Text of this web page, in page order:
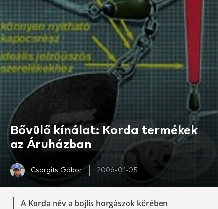
Bővülő kínálat: Korda termékek
az Áruházban
Csörgits Gábor 2006-01-05
A Korda név a bojlis horgászok körében